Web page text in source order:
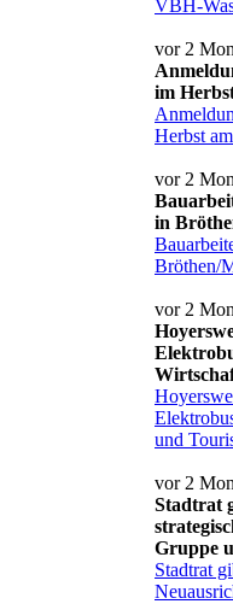
VBH-
vor 2
im
Herbst
vor 2
in
Bröthen/
vor 2
und
vor 2
Stadtrat
Gruppe
Stadtrat